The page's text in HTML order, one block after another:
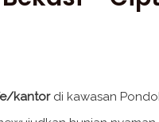
kantordi kawasan